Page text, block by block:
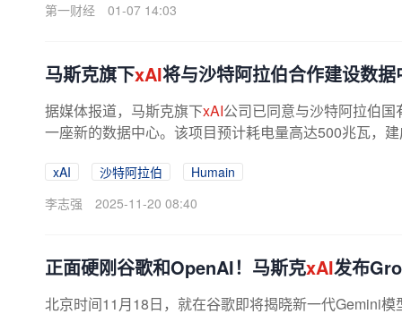
第一财经
01-07 14:03
马斯克旗下xAI将与沙特阿拉伯合作建设数据
据媒体报道，马斯克旗下xAI公司已同意与沙特阿拉伯
一座新的数据中心。该项目预计耗电量高达500兆瓦，
xAI 沙特阿拉伯
Humain
李志强
2025-11-20 08:40
正面硬刚谷歌和OpenAI！马斯克xAI发布
北京时间11月18日，就在谷歌即将揭晓新一代Gemini